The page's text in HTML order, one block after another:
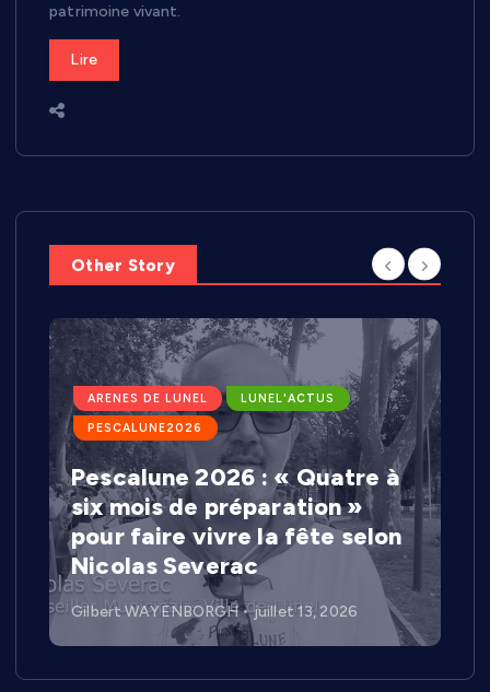
patrimoine vivant.
Lire
Other Story
ARENES DE LUNEL LUNEL'ACTUS
PESCALUNE2026
Pescalune 2026 : « Quatre à
six mois de préparation »
pour faire vivre la fête selon
Nicolas Severac
Gilbert WAYENBORGH juillet 13, 2026